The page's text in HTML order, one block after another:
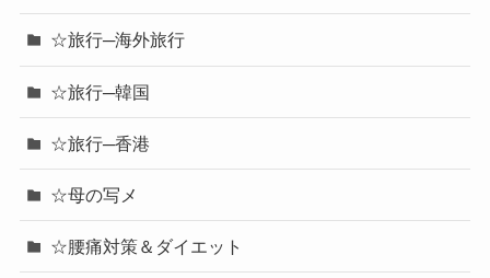
☆旅行─海外旅行
☆旅行─韓国
☆旅行─香港
☆母の写メ
☆腰痛対策＆ダイエット